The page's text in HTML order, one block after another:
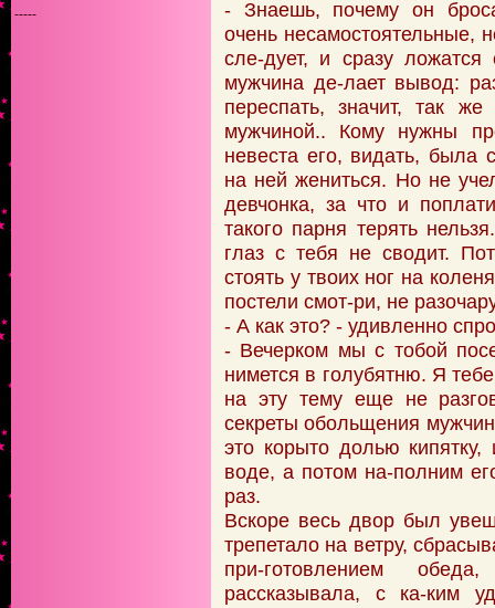
-----
- Знаешь, почему он
очень несамостоятельные,
сле-дует, и сразу
мужчина де-лает вывод:
переспать, значит, так
мужчиной.. Кому нужны
невеста его, видать, была
на ней жениться. Но не
девчонка, за что и
такого парня терять
глаз с тебя не сводит.
стоять у твоих ног на
постели смот-ри, не
- А как это? - удивленно
- Вечерком мы с тобой
нимется в голубятню. Я
на эту тему еще не
секреты обольщения
это корыто долью
воде, а потом на-полним
раз.
Вскоре весь двор был
трепетало на ветру,
при-готовлением
рассказывала, с ка-ким